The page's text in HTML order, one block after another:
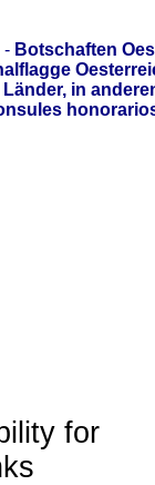
- Botschaften
in
for